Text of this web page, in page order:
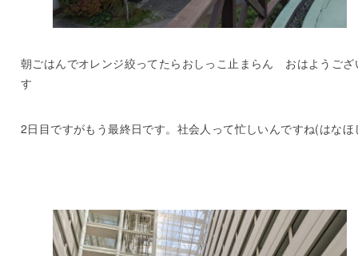
朝ごはんでオレンジ絞ってたらおしっこ止まらん おはようござ
す
2日目ですがもう最終日です。社会人って忙しいんですね(はなほ